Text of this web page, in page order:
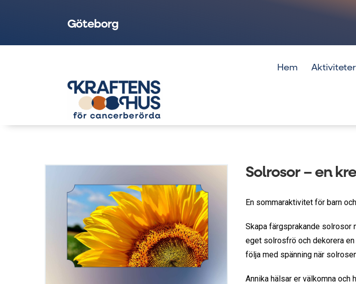
Göteborg
Hem Aktiviteter
Solrosor – en
En sommaraktivitet för barn
Skapa färgsprakande solrosor
eget solrosfrö och dekorera
följa med spänning när
Annika hälsar er välkomna